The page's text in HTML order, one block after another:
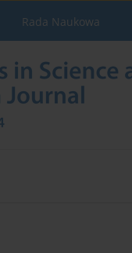
Rada Naukowa